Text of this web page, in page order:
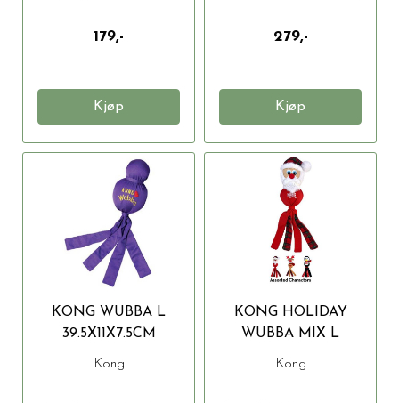
179,-
Kjøp
279,-
Kjøp
KONG WUBBA L
39.5X11X7.5CM
Kong
KONG HOLIDAY
WUBBA MIX L
37X9X9CM
Kong